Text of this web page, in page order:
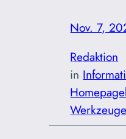
Nov. 7,
Redaktion
in
Werkzeuge